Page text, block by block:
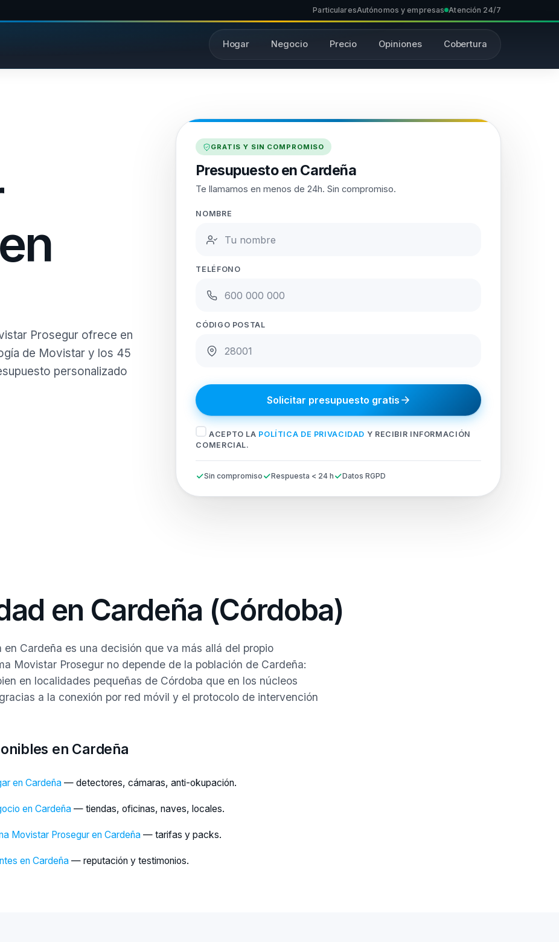
ParticularesAutónomos y empresas Atención 24/7
Hogar Negocio Precio Opiniones Cobertura
Prosegur ofrece en
de Movistar y los 45
personalizado
GRATIS Y SIN COMPROMISO
Presupuesto en Cardeña
Te llamamos en menos de 24h. Sin compromiso.
NOMBRE
TELÉFONO
CÓDIGO POSTAL
Solicitar presupuesto gratis
ACEPTO LA POLÍTICA DE PRIVACIDAD Y RECIBIR INFORMACIÓN
COMERCIAL.
Sin compromiso Respuesta < 24 h Datos RGPD
en Cardeña (Córdoba)
en Cardeña es una decisión que va más allá del propio
Movistar Prosegur no depende de la población de Cardeña:
en localidades pequeñas de Córdoba que en los núcleos
a la conexión por red móvil y el protocolo de intervención
en Cardeña
en Cardeña — detectores, cámaras, anti-okupación.
en Cardeña — tiendas, oficinas, naves, locales.
Movistar Prosegur en Cardeña — tarifas y packs.
en Cardeña — reputación y testimonios.